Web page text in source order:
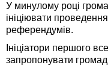
У минулому році
ініціювати
референдумів.
Ініціатори першого
запропонувати